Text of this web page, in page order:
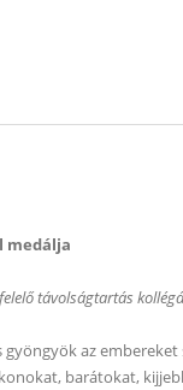
medálja
távolságtartás
gyöngyök az
barátokat,